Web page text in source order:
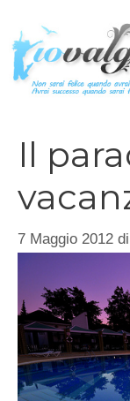
contenuto
Il
7 Maggio 2012 di